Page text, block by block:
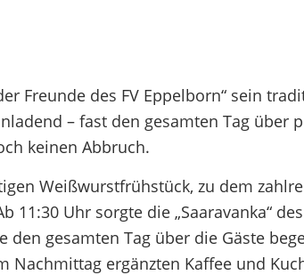
Freunde des FV Eppelborn“ sein
– fast den gesamten Tag über
keinen Abbruch.
Weißwurstfrühstück, zu dem
Uhr sorgte die „Saaravanka“
gesamten Tag über die Gäste
ergänzten Kaffee und